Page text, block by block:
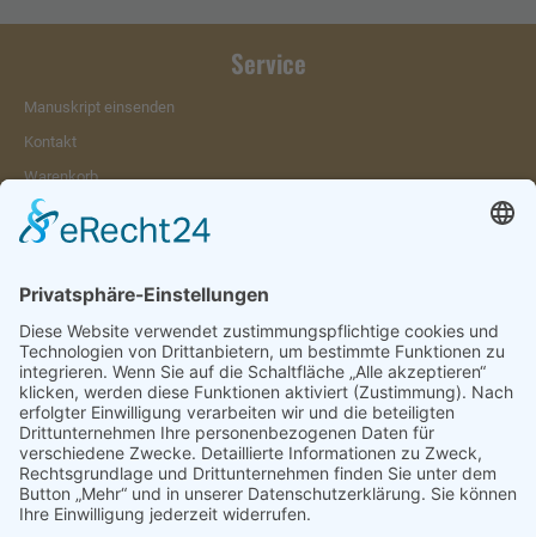
Service
Manuskript einsenden
Kontakt
Warenkorb
Konto
Merkzettel
Vertrag widerrufen
Informationen
Impressum & Disclaimer
AGB und Widerrufsrecht